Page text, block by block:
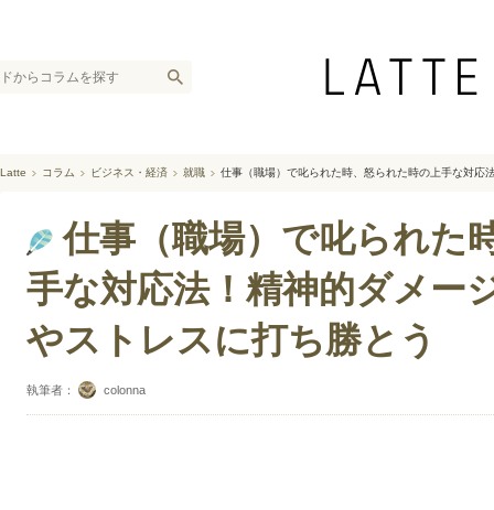
Latte コラム ビジネス・経済 就職 仕事（職場）で叱られた時、怒られた時の上手な対応
仕事（職場）で叱られた
手な対応法！精神的ダメー
やストレスに打ち勝とう
執筆者： colonna